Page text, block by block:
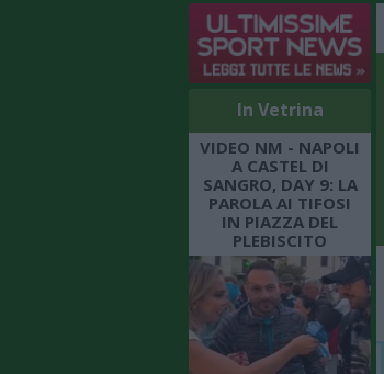
In Vetrina
VIDEO NM - NAPOLI
A CASTEL DI
SANGRO, DAY 9: LA
PAROLA AI TIFOSI
IN PIAZZA DEL
PLEBISCITO